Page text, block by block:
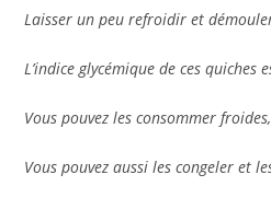
Laisser un peu refroidir et
L’indice glycémique de ces quiches
Vous pouvez les consommer
Vous pouvez aussi les congeler et